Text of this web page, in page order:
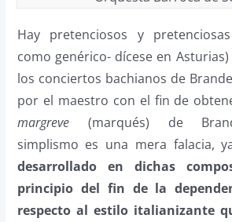
Hay pretenciosos y
como genérico- dícese en
los conciertos bachianos de
por el maestro con el fin de
margreve (marqués) de
simplismo es una mera falacia,
desarrollado en dichas
principio del fin de la
respecto al estilo italianizante